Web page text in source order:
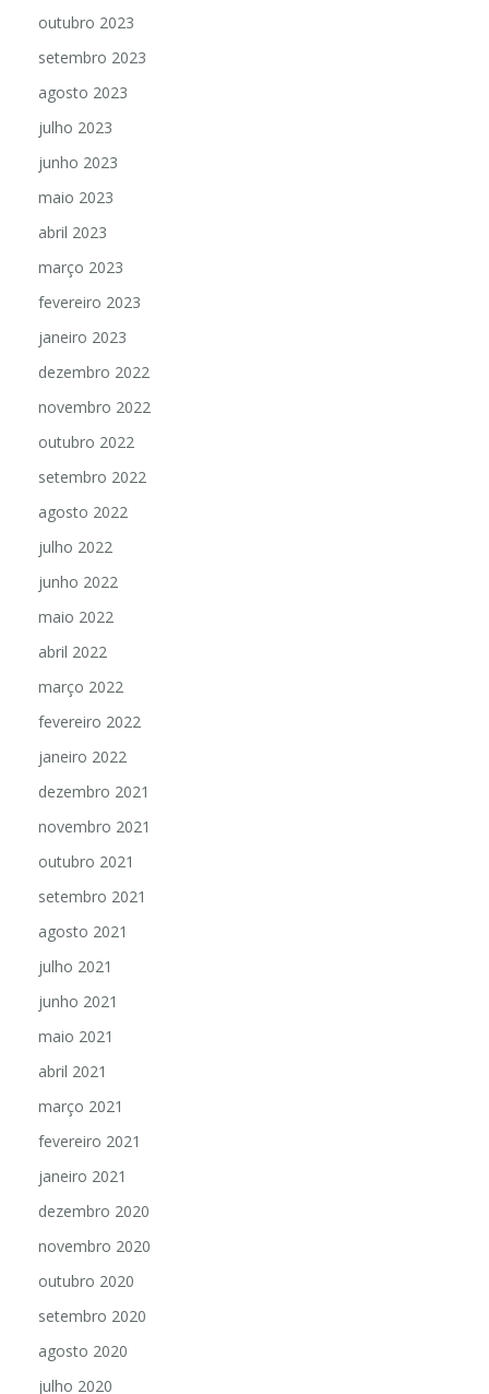
outubro 2023
setembro 2023
agosto 2023
julho 2023
junho 2023
maio 2023
abril 2023
março 2023
fevereiro 2023
janeiro 2023
dezembro 2022
novembro 2022
outubro 2022
setembro 2022
agosto 2022
julho 2022
junho 2022
maio 2022
abril 2022
março 2022
fevereiro 2022
janeiro 2022
dezembro 2021
novembro 2021
outubro 2021
setembro 2021
agosto 2021
julho 2021
junho 2021
maio 2021
abril 2021
março 2021
fevereiro 2021
janeiro 2021
dezembro 2020
novembro 2020
outubro 2020
setembro 2020
agosto 2020
julho 2020